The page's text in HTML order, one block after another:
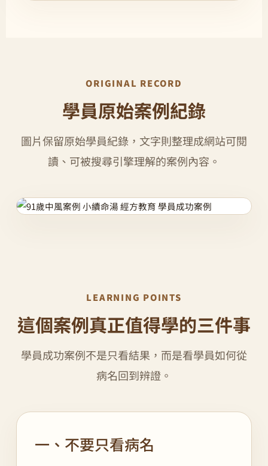
ORIGINAL RECORD
學員原始案例紀錄
圖片保留原始學員紀錄，文字則整理成網站可閱
讀、可被搜尋引擎理解的案例內容。
LEARNING POINTS
這個案例真正值得學的三件事
學員成功案例不是只看結果，而是看學員如何從
病名回到辨證。
一、不要只看病名